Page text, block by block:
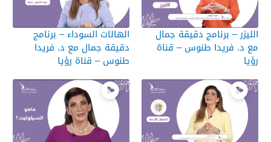
الليزر – برنامج دقيقة جمال
مع د. فريدا طنوس – قناة
رؤيا
الهالات السوداء – برنامج
دقيقة جمال مع د. فريدا
طنوس – قناة رؤيا